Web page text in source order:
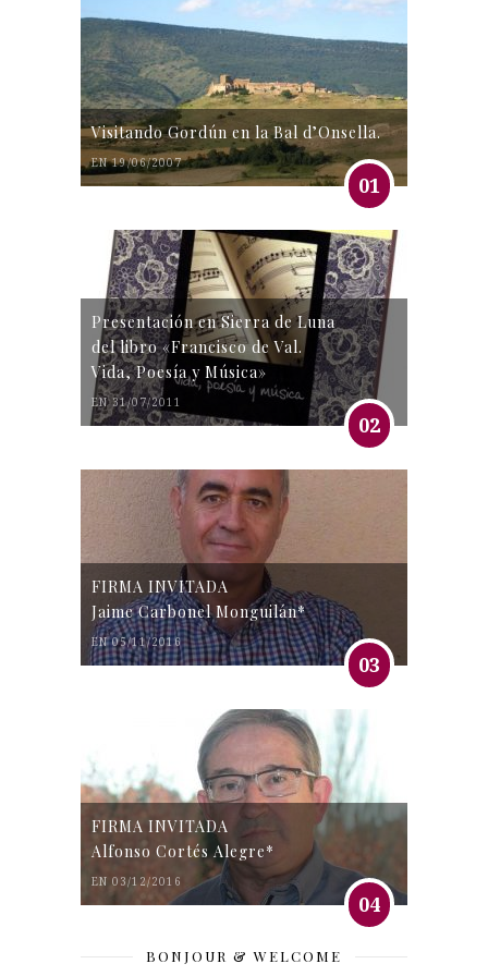
Visitando Gordún en la Bal d’Onsella.
EN 19/06/2007
01
Presentación en Sierra de Luna
del libro «Francisco de Val.
Vida, Poesía y Música»
EN 31/07/2011
02
FIRMA INVITADA
Jaime Carbonel Monguilán*
EN 05/11/2016
03
FIRMA INVITADA
Alfonso Cortés Alegre*
EN 03/12/2016
04
BONJOUR & WELCOME